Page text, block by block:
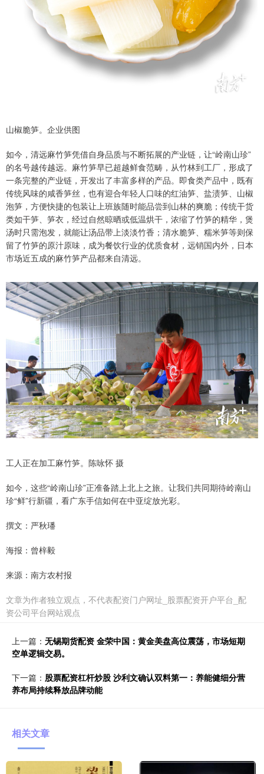
山椒脆笋。企业供图
如今，清远麻竹笋凭借自身品质与不断拓展的产业链，让“岭南山珍”
的名号越传越远。麻竹笋早已超越鲜食范畴，从竹林到工厂，形成了
一条完整的产业链，开发出了丰富多样的产品。即食类产品中，既有
传统风味的咸香笋丝，也有迎合年轻人口味的红油笋、盐渍笋、山椒
泡笋，方便快捷的包装让上班族随时能品尝到山林的爽脆；传统干货
类如干笋、笋衣，经过自然晾晒或低温烘干，浓缩了竹笋的精华，煲
汤时只需泡发，就能让汤品带上淡淡竹香；清水脆笋、糯米笋等则保
留了竹笋的原汁原味，成为餐饮行业的优质食材，远销国内外，日本
市场近五成的麻竹笋产品都来自清远。
工人正在加工麻竹笋。陈咏怀 摄
如今，这些“岭南山珍”正准备踏上北上之旅。让我们共同期待岭南山
珍“鲜”行新疆，看广东手信如何在中亚绽放光彩。
撰文：严秋璠
海报：曾梓毅
来源：南方农村报
文章为作者独立观点，不代表配资门户网址_股票配资开户平台_配
资公司平台网站观点
上一篇： 无锡期货配资 金荣中国：黄金美盘高位震荡，市场短期
空单逻辑交易。
下一篇： 股票配资杠杆炒股 沙利文确认双料第一：养能健细分营
养布局持续释放品牌动能
相关文章